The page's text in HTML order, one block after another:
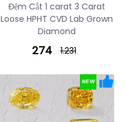
Đệm Cắt 1 carat 3 Carat
Loose HPHT CVD Lab Grown
Diamond
274 1.231